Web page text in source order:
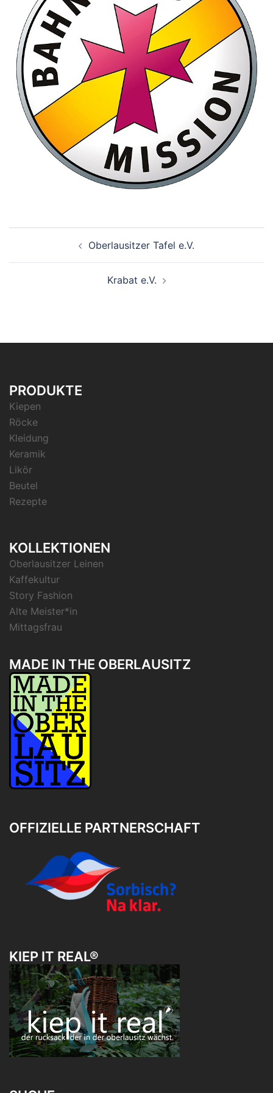
Navigation Oberlausitzer Tafel e.V.
Krabat e.V.
PRODUKTE
Kiepen
Röcke
Kleidung
Keramik
Likör
Beutel
Rezepte
KOLLEKTIONEN
Oberlausitzer Leinen
Kaffekultur
Story Fashion
Alte Meister*in
Mittagsfrau
MADE IN THE OBERLAUSITZ
OFFIZIELLE PARTNERSCHAFT
KIEP IT REAL®